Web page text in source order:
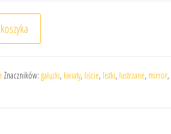
z niebieskimi gałązkami i opaską
Znaczników: gałązki, kwiaty, liście, listki, lustrzane, mirror,